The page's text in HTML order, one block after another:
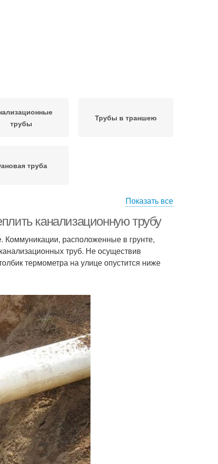
трубы
Трубы в траншею
труба
Показать все
канализационную трубу
расположенные в грунте,
труб. Не осуществив
термометра на улице опустится ниже